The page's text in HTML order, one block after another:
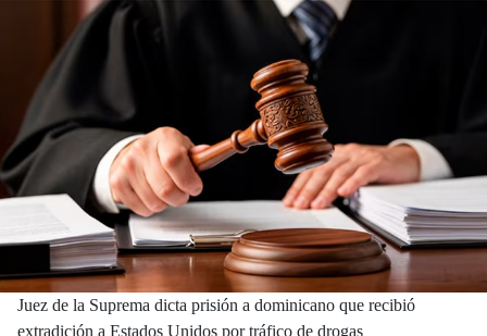
Juez de la Suprema dicta prisión a dominicano que recibió
extradición a Estados Unidos por tráfico de drogas